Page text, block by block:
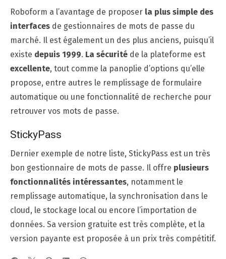
Roboform a l’avantage de proposer la plus simple des
interfaces de gestionnaires de mots de passe du
marché. Il est également un des plus anciens, puisqu’il
existe depuis 1999. La sécurité de la plateforme est
excellente, tout comme la panoplie d’options qu’elle
propose, entre autres le remplissage de formulaire
automatique ou une fonctionnalité de recherche pour
retrouver vos mots de passe.
StickyPass
Dernier exemple de notre liste, StickyPass est un très
bon gestionnaire de mots de passe. Il offre plusieurs
fonctionnalités intéressantes, notamment le
remplissage automatique, la synchronisation dans le
cloud, le stockage local ou encore l’importation de
données. Sa version gratuite est très complète, et la
version payante est proposée à un prix très compétitif.